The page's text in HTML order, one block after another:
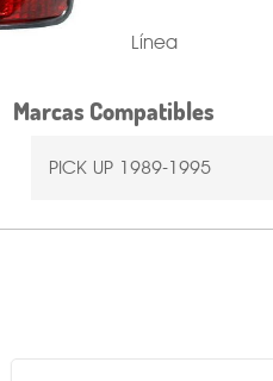
Línea
Marcas Compatibles
PICK UP 1989-1995